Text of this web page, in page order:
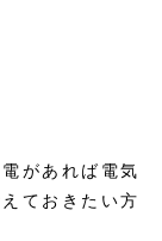
があれば電気
ておきたい方